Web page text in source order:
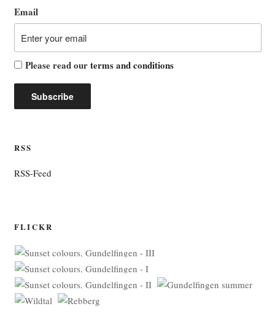
Email
Please read ourterms and conditions
RSS
RSS-Feed
FLICKR